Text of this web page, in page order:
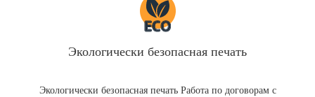
Экологически безопасная печать
Экологически безопасная печать Работа по договорам с